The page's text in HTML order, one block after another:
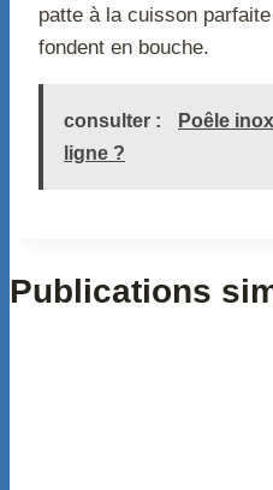
patte à la cuisson
fondent en bouche.
consulter :
Poêle
ligne ?
Publications